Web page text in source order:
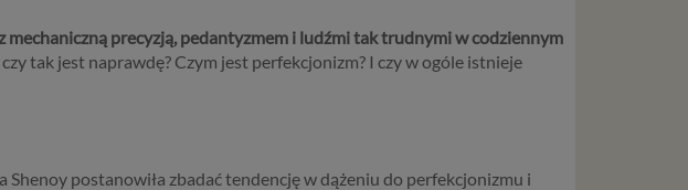
precyzją, pedantyzmem i ludźmi tak trudnymi w codziennym
czy tak jest naprawdę? Czym jest perfekcjonizm? I czy w ogóle istnieje
postanowiła zbadać tendencję w dążeniu do perfekcjonizmu i